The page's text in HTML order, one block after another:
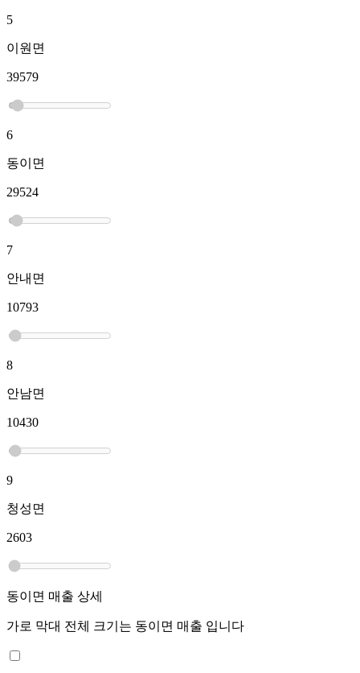
5
이원면
39579
6
동이면
29524
7
안내면
10793
8
안남면
10430
9
청성면
2603
동이면 매출 상세
가로 막대 전체 크기는 동이면 매출 입니다